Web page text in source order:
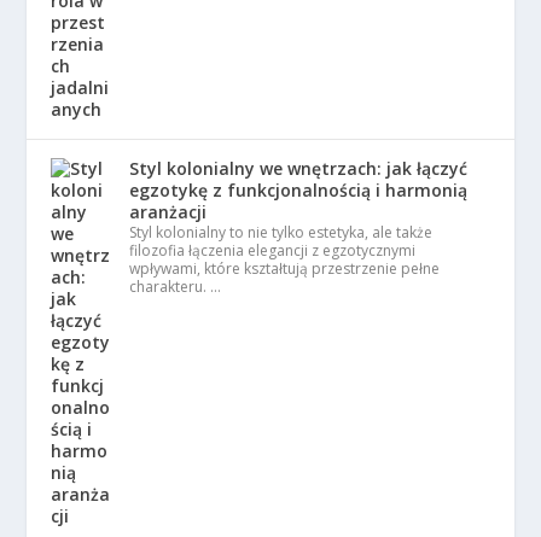
Styl kolonialny we wnętrzach: jak łączyć
egzotykę z funkcjonalnością i harmonią
aranżacji
Styl kolonialny to nie tylko estetyka, ale także
filozofia łączenia elegancji z egzotycznymi
wpływami, które kształtują przestrzenie pełne
charakteru. …